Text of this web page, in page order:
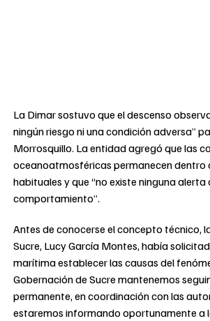
La Dimar sostuvo que el descenso
ningún riesgo ni una condición adversa”
Morrosquillo. La entidad agregó que las
oceanoatmosféricas permanecen dentro
habituales y que “no existe ninguna
comportamiento”.
Antes de conocerse el concepto técnico,
Sucre, Lucy García Montes, había
marítima establecer las causas del
Gobernación de Sucre mantenemos
permanente, en coordinación con las
estaremos informando oportunamente a